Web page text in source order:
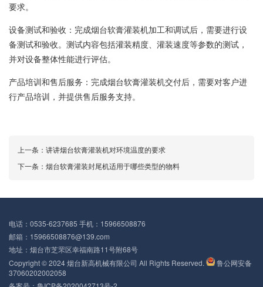
要求。‌
设备测试和验收：‌完成烟台软膏灌装机加工和调试后，‌需要进行设
备测试和验收。‌测试内容包括灌装精度、‌灌装速度等参数的测试，‌
并对设备整体性能进行评估。‌
产品培训和售后服务：‌完成烟台软膏灌装机交付后，‌需要对客户进
行产品培训，‌并提供售后服务支持。‌
上一条： 讲讲烟台软膏灌装机对环境温度的要求
下一条： 烟台软膏灌装封尾机适用于哪些类型的物料
电话：0535-6237685 手机：15966508876
邮箱：15966508876@139.com
地址：烟台市芝罘区幸福南路11号附68号
Copyright © 2024 烟台新高机械有限公司 All Rights Reserved.
鲁公网安备
37060202002058